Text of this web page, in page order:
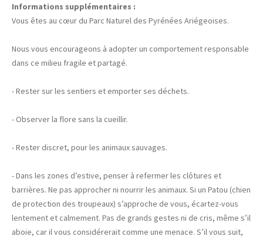
Informations supplémentaires :
Vous êtes au cœur du Parc Naturel des Pyrénées Ariégeoises.
Nous vous encourageons à adopter un comportement responsable
dans ce milieu fragile et partagé.
- Rester sur les sentiers et emporter ses déchets.
- Observer la flore sans la cueillir.
- Rester discret, pour les animaux sauvages.
- Dans les zones d’estive, penser à refermer les clôtures et
barrières. Ne pas approcher ni nourrir les animaux. Si un Patou (chien
de protection des troupeaux) s’approche de vous, écartez-vous
lentement et calmement. Pas de grands gestes ni de cris, même s’il
aboie, car il vous considérerait comme une menace. S’il vous suit,